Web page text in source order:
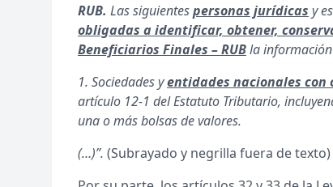
RUB. Las siguientespersonas jurídicas y
obligadas a identificar, obtener,
Beneficiarios Finales – RUBla
1. Sociedades yentidades nacionales con
artículo 12-1 del Estatuto Tributario,
una o más bolsas de valores.
(…)”. (Subrayado y negrilla fuera de texto)